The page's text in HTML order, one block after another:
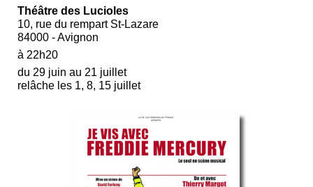
Théâtre des Lucioles
10, rue du rempart St-Lazare
84000 - Avignon
à 22h20
du 29 juin au 21 juillet
relâche les 1, 8, 15 juillet